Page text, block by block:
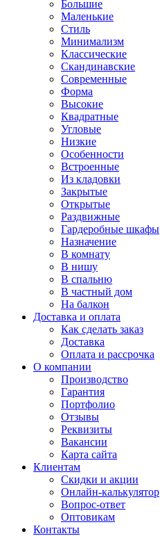
Большие
Маленькие
Стиль
Минимализм
Классические
Скандинавские
Современные
Форма
Высокие
Квадратные
Угловые
Низкие
Особенности
Встроенные
Из кладовки
Закрытые
Открытые
Раздвижные
Гардеробные шкафы
Назначение
В комнату
В нишу
В спальню
В частный дом
На балкон
Доставка и оплата
Как сделать заказ
Доставка
Оплата и рассрочка
О компании
Производство
Гарантия
Портфолио
Отзывы
Реквизиты
Вакансии
Карта сайта
Клиентам
Скидки и акции
Онлайн-калькулятор
Вопрос-ответ
Оптовикам
Контакты